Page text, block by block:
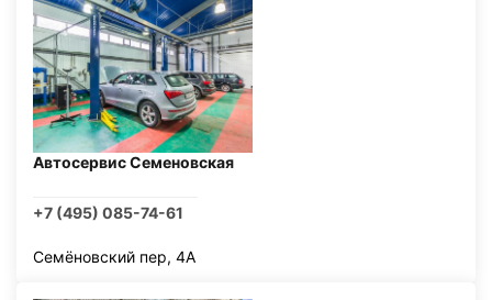
Автосервис Семеновская
+7 (495) 085-74-61
Семёновский пер, 4А